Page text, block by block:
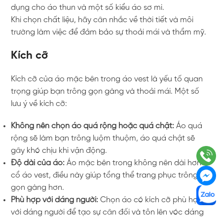
dụng cho áo thun và một số kiểu áo sơ mi.
Khi chọn chất liệu, hãy cân nhắc về thời tiết và môi
trường làm việc để đảm bảo sự thoải mái và thẩm mỹ.
Kích cỡ
Kích cỡ của áo mặc bên trong áo vest là yếu tố quan
trọng giúp bạn trông gọn gàng và thoải mái. Một số
lưu ý về kích cỡ:
Không nên chọn áo quá rộng hoặc quá chật: Áo quá
rộng sẽ làm bạn trông luộm thuộm, áo quá chật sẽ
gây khó chịu khi vận động.
Độ dài của áo: Áo mặc bên trong không nên dài hơn
cổ áo vest, điều này giúp tổng thể trang phục trông
gọn gàng hơn.
Phù hợp với dáng người: Chọn áo có kích cỡ phù hợp
với dáng người để tạo sự cân đối và tôn lên vóc dáng